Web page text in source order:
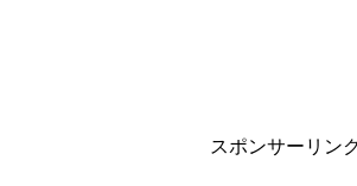
スポンサーリン